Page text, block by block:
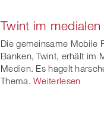
Twint im
Die gemeinsame Mobile
Banken, Twint, erhält im
Medien. Es hagelt
Thema. Weiterlesen